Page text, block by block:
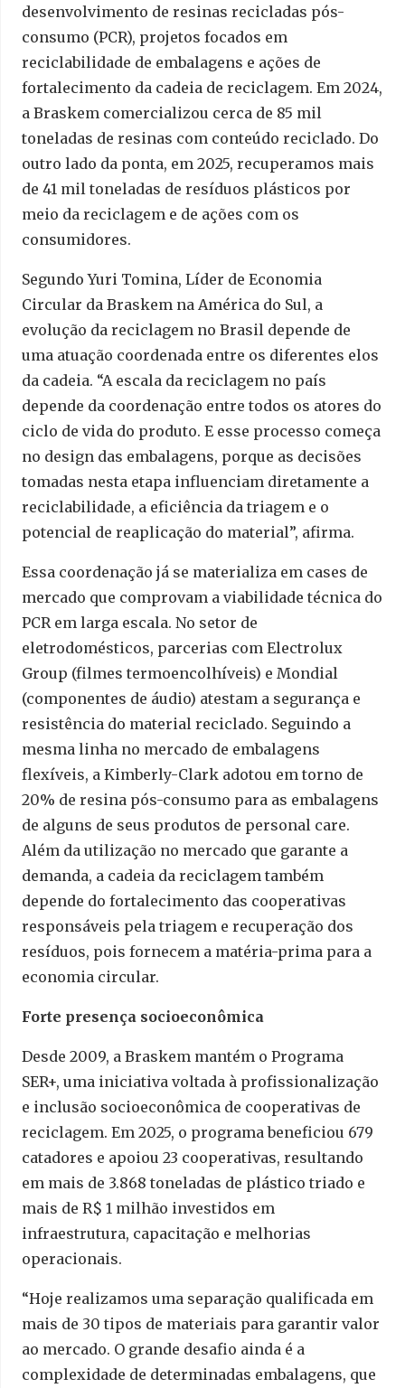
desenvolvimento de resinas recicladas pós-
consumo (PCR), projetos focados em
reciclabilidade de embalagens e ações de
fortalecimento da cadeia de reciclagem. Em 2024,
a Braskem comercializou cerca de 85 mil
toneladas de resinas com conteúdo reciclado. Do
outro lado da ponta, em 2025, recuperamos mais
de 41 mil toneladas de resíduos plásticos por
meio da reciclagem e de ações com os
consumidores.
Segundo Yuri Tomina, Líder de Economia
Circular da Braskem na América do Sul, a
evolução da reciclagem no Brasil depende de
uma atuação coordenada entre os diferentes elos
da cadeia. “A escala da reciclagem no país
depende da coordenação entre todos os atores do
ciclo de vida do produto. E esse processo começa
no design das embalagens, porque as decisões
tomadas nesta etapa influenciam diretamente a
reciclabilidade, a eficiência da triagem e o
potencial de reaplicação do material”, afirma.
Essa coordenação já se materializa em cases de
mercado que comprovam a viabilidade técnica do
PCR em larga escala. No setor de
eletrodomésticos, parcerias com Electrolux
Group (filmes termoencolhíveis) e Mondial
(componentes de áudio) atestam a segurança e
resistência do material reciclado. Seguindo a
mesma linha no mercado de embalagens
flexíveis, a Kimberly-Clark adotou em torno de
20% de resina pós-consumo para as embalagens
de alguns de seus produtos de personal care.
Além da utilização no mercado que garante a
demanda, a cadeia da reciclagem também
depende do fortalecimento das cooperativas
responsáveis pela triagem e recuperação dos
resíduos, pois fornecem a matéria-prima para a
economia circular.
Forte presença socioeconômica
Desde 2009, a Braskem mantém o Programa
SER+, uma iniciativa voltada à profissionalização
e inclusão socioeconômica de cooperativas de
reciclagem. Em 2025, o programa beneficiou 679
catadores e apoiou 23 cooperativas, resultando
em mais de 3.868 toneladas de plástico triado e
mais de R$ 1 milhão investidos em
infraestrutura, capacitação e melhorias
operacionais.
“Hoje realizamos uma separação qualificada em
mais de 30 tipos de materiais para garantir valor
ao mercado. O grande desafio ainda é a
complexidade de determinadas embalagens, que